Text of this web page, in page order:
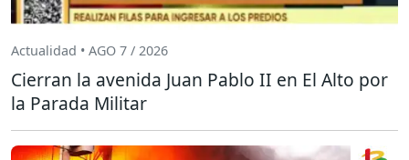
Actualidad • AGO 7 / 2026
Cierran la avenida Juan Pablo II en El Alto por
la Parada Militar